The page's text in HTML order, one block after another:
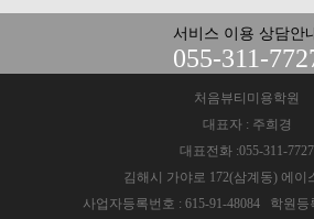
서비스 이용 상담안
055-311-
처음뷰티미용학원
대표자 : 주희경
대표전화 :055-311-7727
김해시 가야로 172(삼계동) 에이
사업자등록번호 : 615-91-48084 학원등